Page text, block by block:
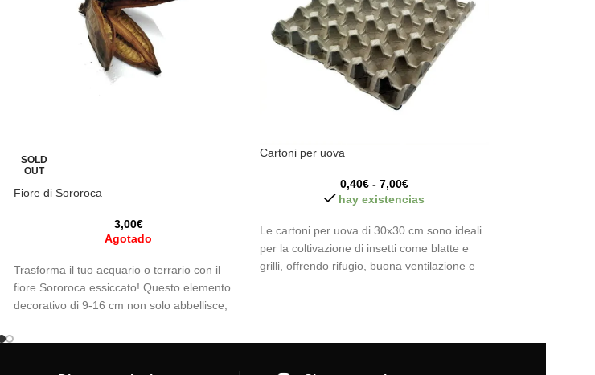
SOLD
OUT
Fiore di Sororoca
3,00€
Agotado
Trasforma il tuo acquario o terrario con il
fiore Sororoca essiccato! Questo elemento
decorativo di 9-16 cm non solo abbellisce,
combattono i batteri e offrono un riparo
Cartoni per uova
0,40€ - 7,00€
hay existencias
Le cartoni per uova di 30x30 cm sono ideali
per la coltivazione di insetti come blatte e
grilli, offrendo rifugio, buona ventilazione e